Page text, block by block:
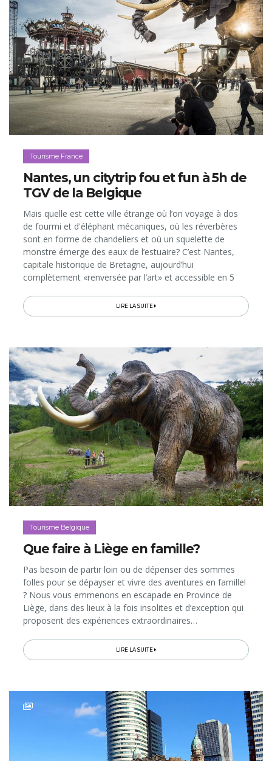
Tourisme France
Nantes, un citytrip fou et fun à 5h de
TGV de la Belgique
Mais quelle est cette ville étrange où l’on voyage à dos
de fourmi et d'éléphant mécaniques, où les réverbères
sont en forme de chandeliers et où un squelette de
monstre émerge des eaux de l’estuaire? C’est Nantes,
capitale historique de Bretagne, aujourd’hui
complètement «renversée par l’art» et accessible en 5
LIRE LA SUITE
Tourisme Belgique
Que faire à Liège en famille?
Pas besoin de partir loin ou de dépenser des sommes
folles pour se dépayser et vivre des aventures en famille!
? Nous vous emmenons en escapade en Province de
Liège, dans des lieux à la fois insolites et d’exception qui
proposent des expériences extraordinaires…
LIRE LA SUITE